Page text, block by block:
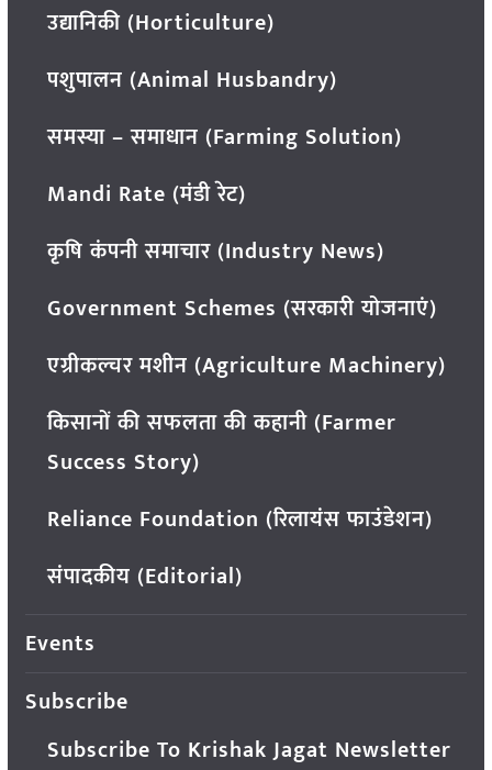
उद्यानिकी (Horticulture)
पशुपालन (Animal Husbandry)
समस्या – समाधान (Farming Solution)
Mandi Rate (मंडी रेट)
कृषि कंपनी समाचार (Industry News)
Government Schemes (सरकारी योजनाएं)
एग्रीकल्चर मशीन (Agriculture Machinery)
किसानों की सफलता की कहानी (Farmer
Success Story)
Reliance Foundation (रिलायंस फाउंडेशन)
संपादकीय (Editorial)
Events
Subscribe
Subscribe To Krishak Jagat Newsletter